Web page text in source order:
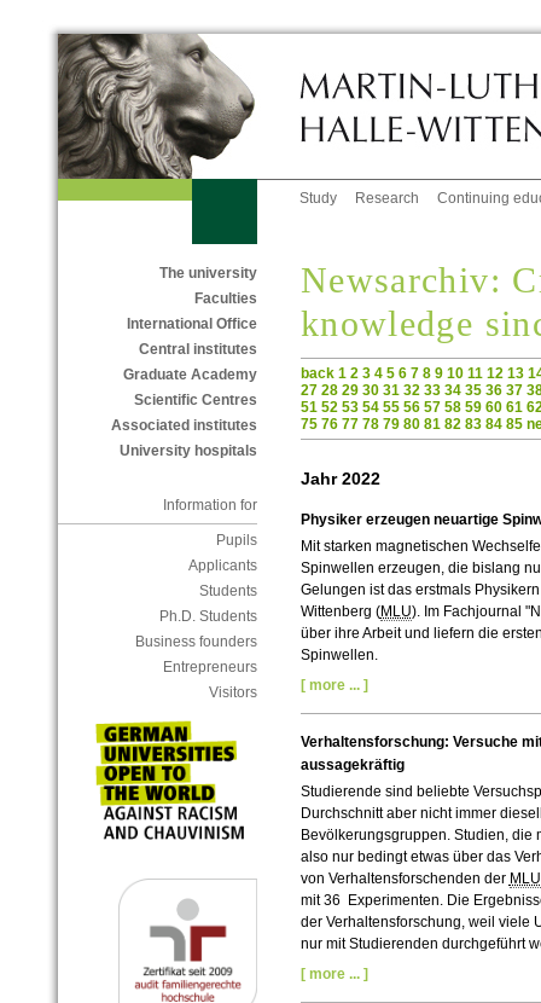
Study Research Continuing
The university
Faculties
International Office
Central institutes
Graduate Academy
Scientific Centres
Associated institutes
University hospitals
Information for
Pupils
Applicants
Students
Ph.D. Students
Business founders
Entrepreneurs
Visitors
Newsarchiv:
knowledge
back 1 2 3 4 5 6 7 8 9 10 11 12 13
27 28 29 30 31 32 33 34 35 36 37
51 52 53 54 55 56 57 58 59 60 61
75 76 77 78 79 80 81 82 83 84 85
Jahr 2022
Physiker erzeugen neuartige
Mit starken magnetischen
Spinwellen erzeugen, die bislang
Gelungen ist das erstmals
Wittenberg (MLU). Im Fachjournal
über ihre Arbeit und liefern die
Spinwellen.
[ more ... ]
Verhaltensforschung: Versuche
aussagekräftig
Studierende sind beliebte
Durchschnitt aber nicht immer
Bevölkerungsgruppen. Studien, die
also nur bedingt etwas über das
von Verhaltensforschenden der MLU
mit 36 Experimenten. Die
der Verhaltensforschung, weil viele
nur mit Studierenden durchgeführt
[ more ... ]